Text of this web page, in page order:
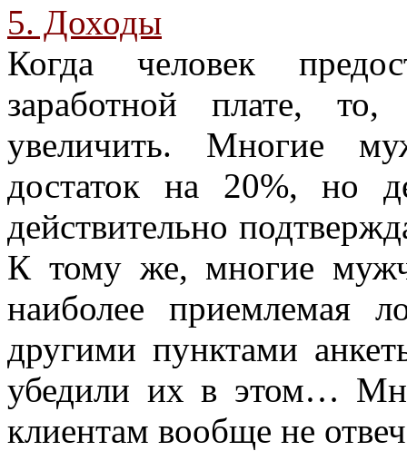
5. Доходы
Когда человек
заработной плате,
увеличить. Многие
достаток на 20%, но
действительно
К тому же, многие
наиболее приемлемая
другими пунктами
убедили их в этом…
клиентам вообще не